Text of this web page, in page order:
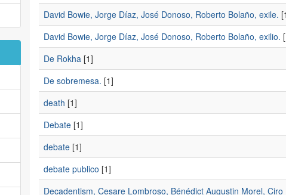
David Bowie, Jorge Dí­az, José Donoso, Roberto Bolaño, exile.
David Bowie, Jorge Dí­az, José Donoso, Roberto Bolaño, exilio.
De Rokha[1]
De sobremesa. [1]
death [1]
Debate[1]
debate[1]
debate publico [1]
Decadentism, Cesare Lombroso, Bénédict Augustin Morel,